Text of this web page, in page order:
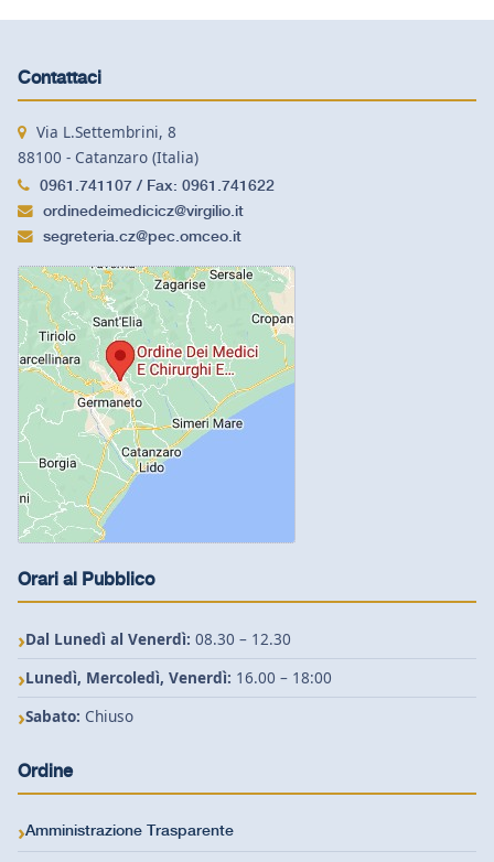
Contattaci
Via L.Settembrini, 8
88100 - Catanzaro (Italia)
0961.741107 / Fax: 0961.741622
ordinedeimedicicz@virgilio.it
segreteria.cz@pec.omceo.it
Orari al Pubblico
Dal Lunedì al Venerdì: 08.30 – 12.30
Lunedì, Mercoledì, Venerdì: 16.00 – 18:00
Sabato: Chiuso
Ordine
Amministrazione Trasparente